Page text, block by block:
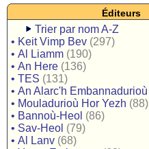
Éditeurs
Trier par nom A-Z
• Keit Vimp Bev (297)
• Al Liamm (190)
• An Here (136)
• TES (131)
• An Alarc'h Embannadurioù
• Mouladurioù Hor Yezh (88)
• Bannoù-Heol (86)
• Sav-Heol (79)
• Al Lanv (68)